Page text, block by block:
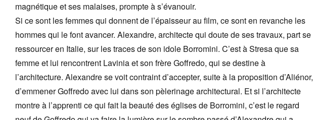
magnétique et ses malaises, prompte à s’évanouir.
Si ce sont les femmes qui donnent de l’épaisseur au film, ce sont en revanche les
hommes qui le font avancer. Alexandre, architecte qui doute de ses travaux, part se
ressourcer en Italie, sur les traces de son idole Borromini. C’est à Stresa que sa
femme et lui rencontrent Lavinia et son frère Goffredo, qui se destine à
l’architecture. Alexandre se voit contraint d’accepter, suite à la proposition d’Aliénor,
d’emmener Goffredo avec lui dans son pèlerinage architectural. Et si l’architecte
montre à l’apprenti ce qui fait la beauté des églises de Borromini, c’est le regard